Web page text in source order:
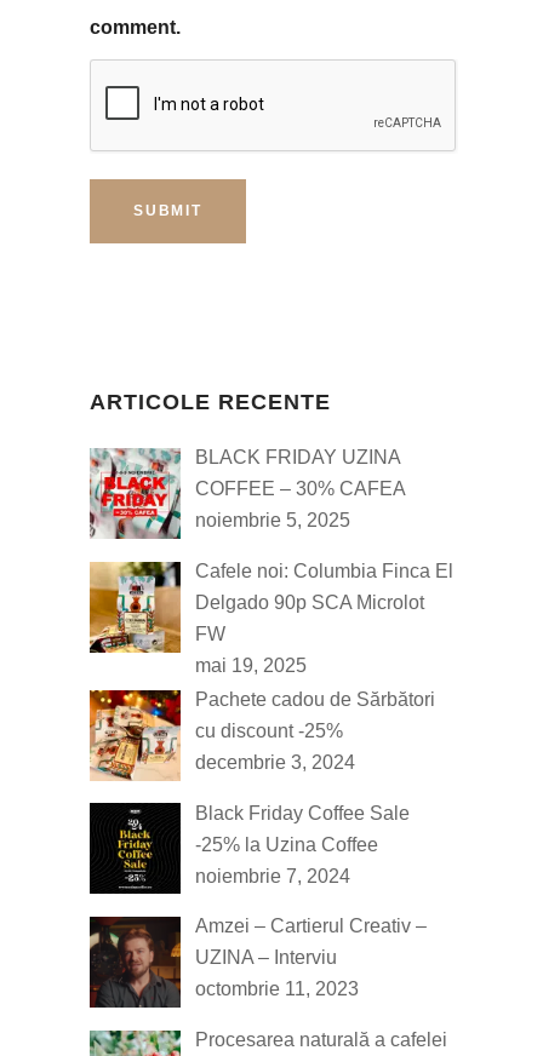
comment.
ARTICOLE RECENTE
BLACK FRIDAY UZINA
COFFEE – 30% CAFEA
noiembrie 5, 2025
Cafele noi: Columbia Finca El
Delgado 90p SCA Microlot
FW
mai 19, 2025
Pachete cadou de Sărbători
cu discount -25%
decembrie 3, 2024
Black Friday Coffee Sale
-25% la Uzina Coffee
noiembrie 7, 2024
Amzei – Cartierul Creativ –
UZINA – Interviu
octombrie 11, 2023
Procesarea naturală a cafelei